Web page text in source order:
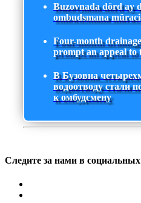
Buzovnada dörd ay
ombudsmana
Four-month
prompt an appeal to
В Бузовна
водоотводу стали
к омбудсмену
Следите за нами в социальных